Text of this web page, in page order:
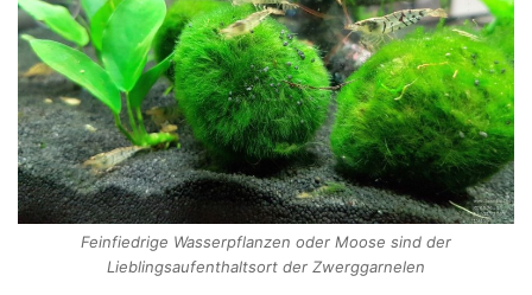
Feinfiedrige Wasserpflanzen oder Moose sind der
Lieblingsaufenthaltsort der Zwerggarnelen